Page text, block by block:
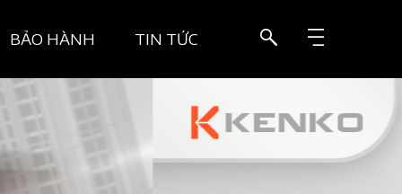
BẢO HÀNH TIN TỨC